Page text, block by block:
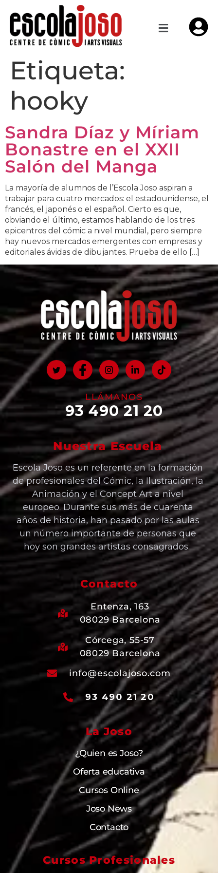
Etiqueta:
hooky
Sandra Díaz y Míriam
Bonastre en el XXII
Salón del Manga
La mayoría de alumnos de l’Escola Joso aspiran a
trabajar para cuatro mercados: el estadounidense, el
francés, el japonés o el español. Cierto es que,
obviando el último, estamos hablando de los tres
epicentros del cómic a nivel mundial, pero siempre
hay nuevos mercados emergentes con empresas y
editoriales ávidas de dibujantes. Prueba de ello […]
LLÁMANOS
93 490 21 20
Nuestra Escuela
Escola Joso es un referente en la formación
de profesionales del Cómic, la Ilustración, la
Animación y el Concept Art a nivel
europeo. Durante sus más de cuarenta
años de historia, han pasado por las aulas
un número importante de personas que
hoy son grandes artistas consagrados.
Contacto
Entenza, 163
08029 Barcelona
Córcega, 55-57
08029 Barcelona
info@escolajoso.com
93 490 21 20
La Joso
¿Quien es Joso?
Oferta educativa
Cursos Online
Joso News
Contacto
Cursos Profesionales